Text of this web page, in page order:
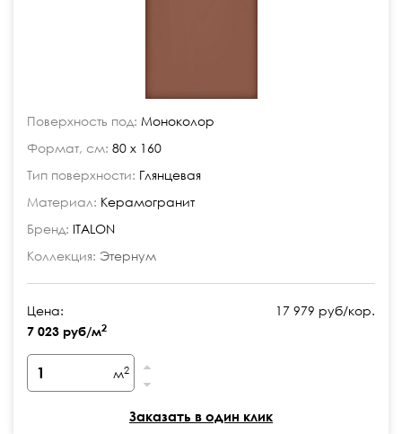
Поверхность под: Моноколор
Формат, см: 80 x 160
Тип поверхности: Глянцевая
Материал: Керамогранит
Бренд: ITALON
Коллекция: Этернум
Цена:
7 023 руб/м2
17 979 руб/кор.
м2
Заказать в один клик